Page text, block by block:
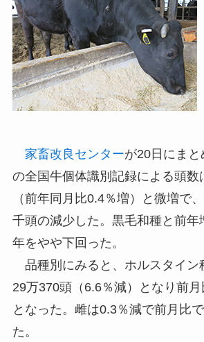
家畜改良センターが20日にま
の全国牛個体識別記録による頭数
（前年同月比0.4％増）と微増で
千頭の減少した。黒毛和種と前年
年をやや下回った。
品種別にみると、ホルスタイン
29万370頭（6.6％減）となり前
となった。雌は0.3％減で前月比
た。